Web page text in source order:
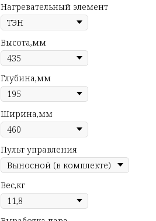
Нагревательный элемент
Высота,мм
Глубина,мм
Ширина,мм
Пульт управления
Вес,кг